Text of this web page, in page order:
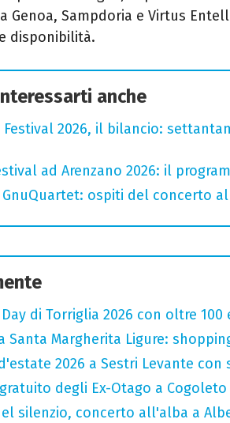
Genoa, Sampdoria e Virtus
disponibilità.
anche
2026, il bilancio:
ad Arenzano 2026: il
ospiti del concerto
di Torriglia 2026 con oltre
Santa Margherita Ligure:
2026 a Sestri Levante
degli Ex-Otago a
silenzio, concerto all'alba a